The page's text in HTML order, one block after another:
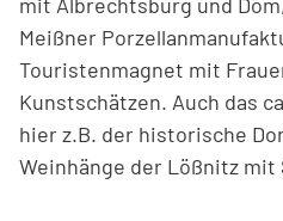
mit Albrechtsburg und
Meißner
Touristenmagnet mit
Kunstschätzen. Auch das
hier z.B. der historische
Weinhänge der Lößnitz